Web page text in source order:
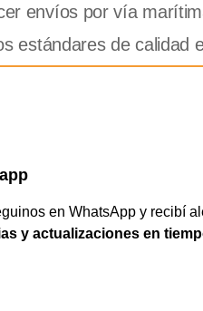
envíos por vía
estándares de calidad
en WhatsApp y recibí
y actualizaciones en